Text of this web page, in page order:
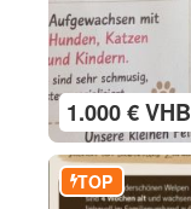
1.000 € VHB
TOP